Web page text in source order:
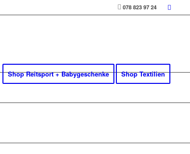
078 823 97 24
Shop Reitsport + Babygeschenke Shop Textilien